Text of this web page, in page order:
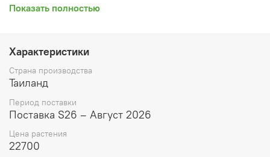
После оформления заказа вы получите его
скидки, уточнен способ доставки, сделано
бронирование и т.д.). Затем вам будут высланы
согласованные счета со ссылками на оплату услуг и
растений. При этом предварительный заказ теряет силу.
Внимание: фото в каталоге демонстрирует сорт, а не
растение, которое вы получите. Растения приезжают в
размере, указанном в карточке товара ниже.
Показать полностью
Характеристики
Страна производства
Таиланд
Период поставки
Поставка S26 – Август 2026
Цена растения
22700